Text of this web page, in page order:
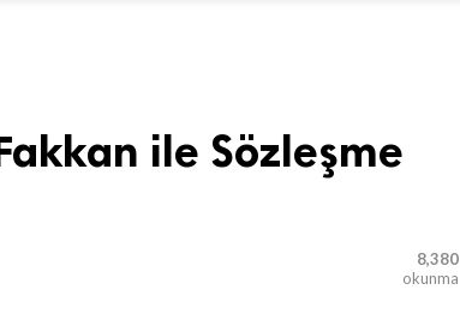
ile Sözleşme
8,380
okunma